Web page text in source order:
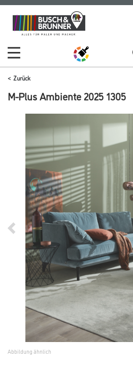
Zum
Inhalt
Zum
Navigationsmenü
Zurück
M-Plus Ambiente 2025 1305
Abbildung ähnlich